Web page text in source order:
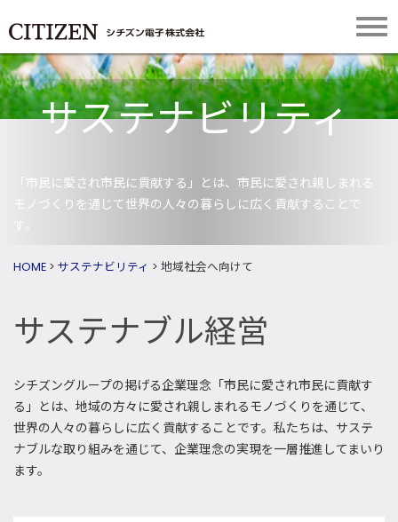
サステナビリティ
「市民に愛され市民に貢献する」とは、市民に愛され親しまれる
モノづくりを通じて世界の人々の暮らしに広く貢献することで
す。
HOME > サステナビリティ > 地域社会へ向けて
サステナブル経営
シチズングループの掲げる企業理念「市民に愛され市民に貢献す
る」とは、地域の方々に愛され親しまれるモノづくりを通じて、
世界の人々の暮らしに広く貢献することです。私たちは、サステ
ナブルな取り組みを通じて、企業理念の実現を一層推進してまいり
ます。